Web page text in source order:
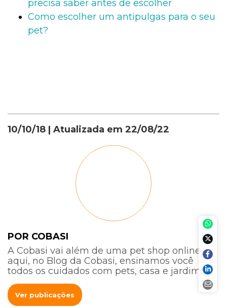
precisa saber antes de escolher
Como escolher um antipulgas para o seu
pet?
10/10/18 | Atualizada em 22/08/22
POR COBASI
A Cobasi vai além de uma pet shop online:
aqui, no Blog da Cobasi, ensinamos você
todos os cuidados com pets, casa e jardim.
Ver publicações